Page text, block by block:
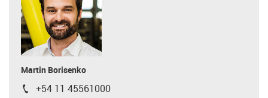
Martin Borisenko
igus-icon-phone
+54 11 45561000